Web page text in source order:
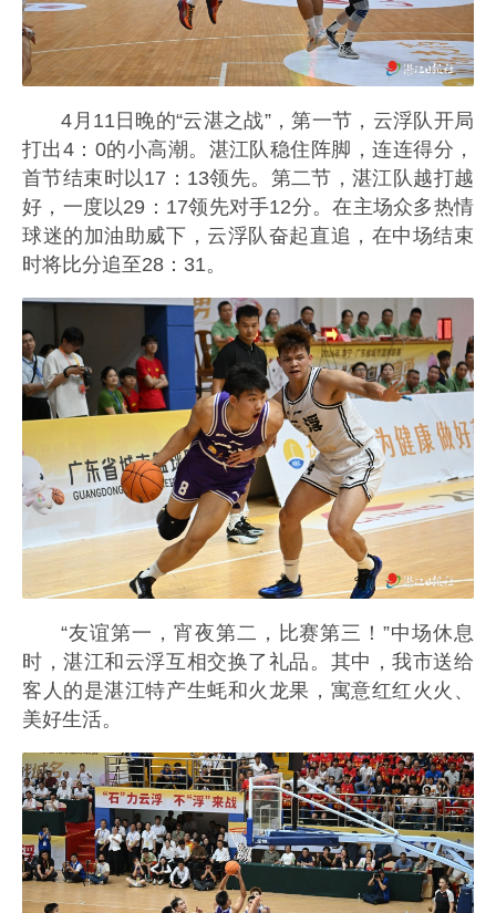
4月11日晚的“云湛之战”，第一节，云浮队开局
打出4：0的小高潮。湛江队稳住阵脚，连连得分，
首节结束时以17：13领先。第二节，湛江队越打越
好，一度以29：17领先对手12分。在主场众多热情
球迷的加油助威下，云浮队奋起直追，在中场结束
时将比分追至28：31。
“友谊第一，宵夜第二，比赛第三！”中场休息
时，湛江和云浮互相交换了礼品。其中，我市送给
客人的是湛江特产生蚝和火龙果，寓意红红火火、
美好生活。